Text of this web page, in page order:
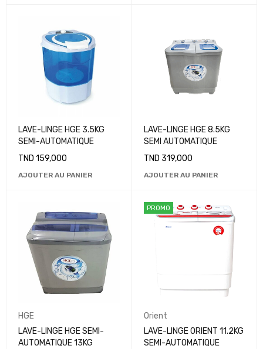
LAVE-LINGE HGE 3.5KG
SEMI-AUTOMATIQUE
TND 159,000
AJOUTER AU PANIER
LAVE-LINGE HGE 8.5KG
SEMI AUTOMATIQUE
TND 319,000
AJOUTER AU PANIER
HGE
LAVE-LINGE HGE SEMI-
AUTOMATIQUE 13KG
PROMO
Orient
LAVE-LINGE ORIENT 11.2KG
SEMI-AUTOMATIQUE